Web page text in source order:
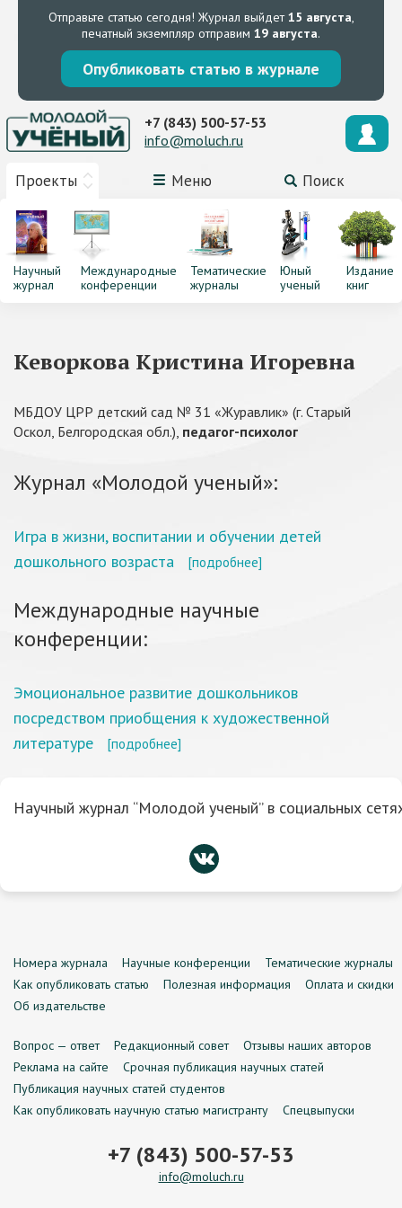
Отправьте статью сегодня! Журнал выйдет15 августа,
печатный экземпляр отправим 19 августа.
Опубликовать статью в журнале
Проекты Меню Поиск
+7 (843) 500-57-53
info@moluch.ru
Научный
журнал
Международные
конференции
Тематические
журналы
Юный
ученый
Издание
книг
Кеворкова Кристина Игоревна
МБДОУ ЦРР детский сад № 31 «Журавлик» (г. Старый
Оскол, Белгородская обл.), педагог-психолог
Журнал «Молодой ученый»:
Игра в жизни, воспитании и обучении детей
дошкольного возраста
[подробнее]
Международные научные
конференции:
Эмоциональное развитие дошкольников
посредством приобщения к художественной
литературе
[подробнее]
Научный журнал “Молодой ученый” в социальных
Номера журнала Научные конференции
Тематические журналы
Как опубликовать статью
Полезная информация
Оплата и скидки
Об издательстве
Вопрос — ответ Редакционный совет
Отзывы наших авторов
Реклама на сайте
Срочная публикация научных статей
Публикация научных статей студентов
Как опубликовать научную статью магистранту
Спецвыпуски
+7 (843) 500-57-53
info@moluch.ru